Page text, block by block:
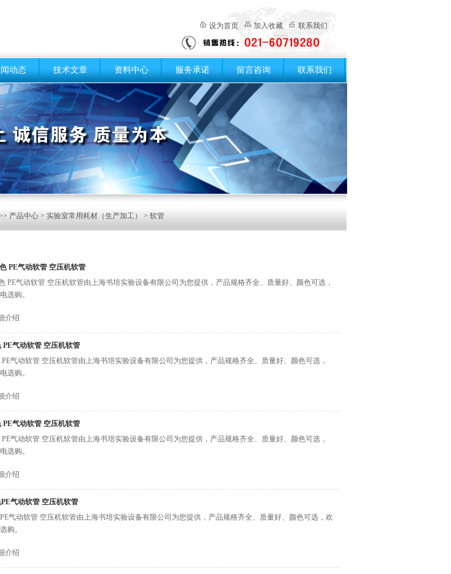
设为首页 加入收藏 联系我们
动态 技术文章 资料中心 服务承诺 留言咨询 联系我们
产品中心 > 实验室常用耗材（生产加工） > 软管
PE气动软管 空压机软管
PE气动软管 空压机软管由上海书培实验设备有限公司为您提供，产品规格齐全、质量好、颜色可选，
选购。
介绍
PE气动软管 空压机软管
PE气动软管 空压机软管由上海书培实验设备有限公司为您提供，产品规格齐全、质量好、颜色可选，
选购。
介绍
PE气动软管 空压机软管
PE气动软管 空压机软管由上海书培实验设备有限公司为您提供，产品规格齐全、质量好、颜色可选，
选购。
介绍
气动软管 空压机软管
气动软管 空压机软管由上海书培实验设备有限公司为您提供，产品规格齐全、质量好、颜色可选，欢
购。
介绍